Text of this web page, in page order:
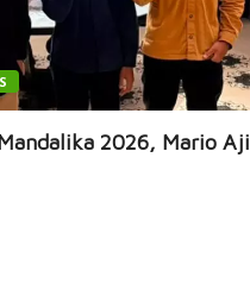
2026, Mario Aji dan...